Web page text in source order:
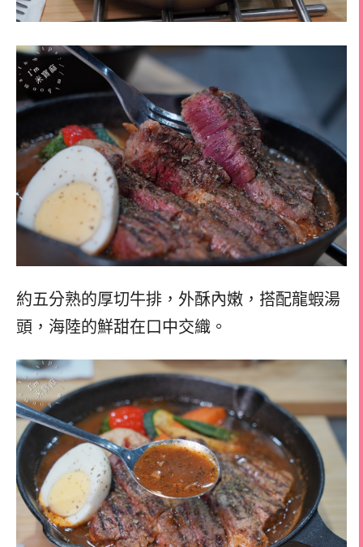
約五分熟的厚切牛排，外酥內嫩，搭配龍蝦湯
頭，海陸的鮮甜在口中交織。